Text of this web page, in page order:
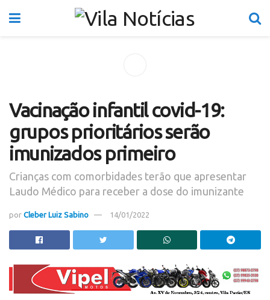
Vacinação infantil covid-19:
grupos prioritários serão
imunizados primeiro
Crianças com comorbidades terão que apresentar
Laudo Médico para receber a dose do imunizante
por Cleber Luiz Sabino 14/01/2022